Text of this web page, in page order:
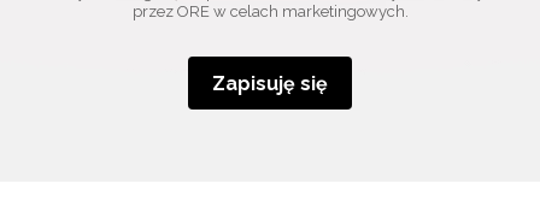
przez ORE w celach marketingowych.
Zapisuję się